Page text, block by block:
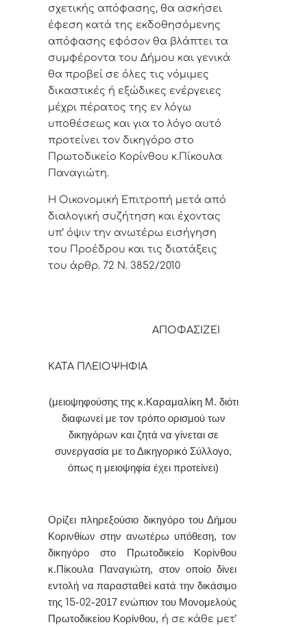
σχετικής απόφασης, θα ασκήσει
έφεση κατά της εκδοθησόμενης
απόφασης εφόσον θα βλάπτει τα
συμφέροντα του Δήμου και γενικά
θα προβεί σε όλες τις νόμιμες
δικαστικές ή εξώδικες ενέργειες
μέχρι πέρατος της εν λόγω
υποθέσεως και για το λόγο αυτό
προτείνει τον δικηγόρο στο
Πρωτοδικείο Κορίνθου κ.Πίκουλα
Παναγιώτη.
Η Οικονομική Επιτροπή μετά από
διαλογική συζήτηση και έχοντας
υπ’ όψιν την ανωτέρω εισήγηση
του Προέδρου και τις διατάξεις
του άρθρ. 72 Ν. 3852/2010
ΑΠΟΦΑΣΙΖΕΙ
ΚΑΤΑ ΠΛΕΙΟΨΗΦΙΑ
(μειοψηφούσης της κ.Καραμαλίκη Μ. διότι
διαφωνεί με τον τρόπο ορισμού των
δικηγόρων και ζητά να γίνεται σε
συνεργασία με το Δικηγορικό Σύλλογο,
όπως η μειοψηφία έχει προτείνει)
Ορίζει πληρεξούσιο δικηγόρο του Δήμου
Κορινθίων στην ανωτέρω υπόθεση, τον
δικηγόρο στο Πρωτοδικείο Κορίνθου
κ.Πίκουλα Παναγιώτη, στον οποίο δίνει
εντολή να παρασταθεί κατά την δικάσιμο
της 15-02-2017 ενώπιον του Μονομελούς
Πρωτοδικείου Κορίνθου, ή σε κάθε μετ’